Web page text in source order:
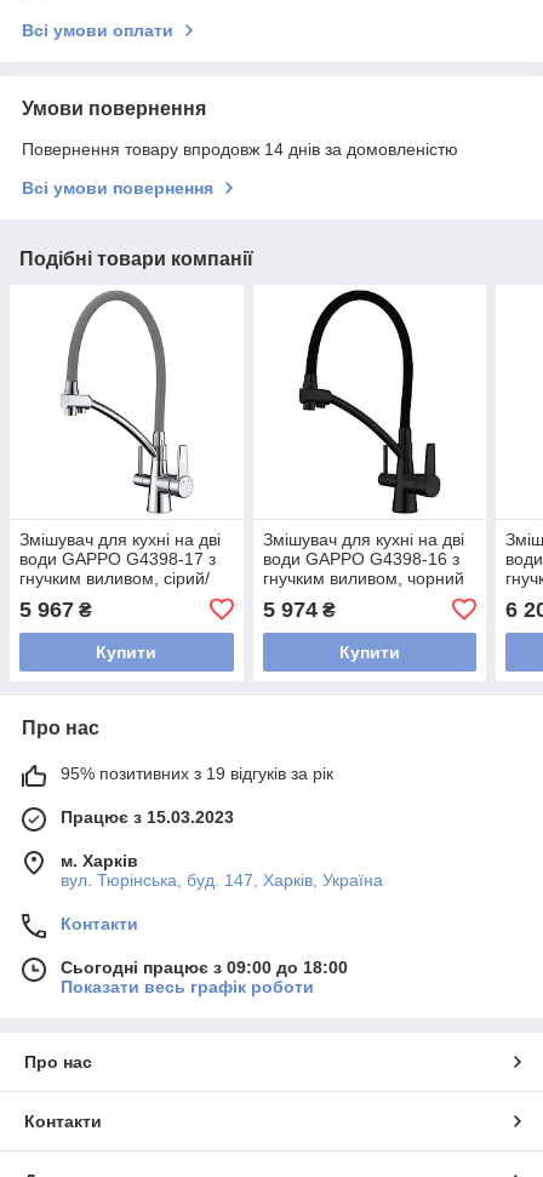
Всі умови оплати
Умови повернення
Повернення товару впродовж 14 днів за домовленістю
Всі умови повернення
Подібні товари компанії
Змішувач для кухні на дві
води GAPPO G4398-17 з
гнучким виливом, сірий/
5 967 ₴
Купити
Змішувач для кухні на дві
води GAPPO G4398-16 з
гнучким виливом, чорний
5 974₴
Купити
6
Про нас
95% позитивних з 19 відгуків за рік
Працює з 15.03.2023
м. Харків
вул. Тюрінська, буд. 147, Харків, Україна
Контакти
Сьогодні працює з 09:00 до 18:00
Показати весь графік роботи
Про нас
Контакти